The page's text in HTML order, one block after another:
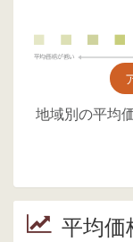
地域別の平均
平均価